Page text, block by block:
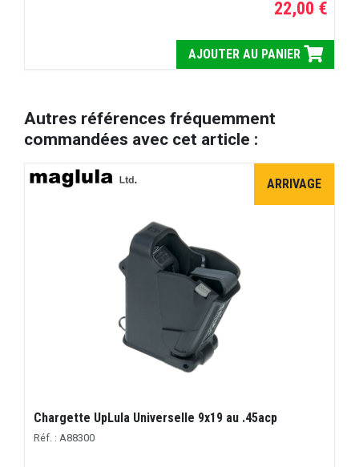
22,00 €
AJOUTER AU PANIER
Autres références fréquemment
commandées avec cet article :
ARRIVAGE
Chargette UpLula Universelle 9x19 au .45acp
Réf. : A88300